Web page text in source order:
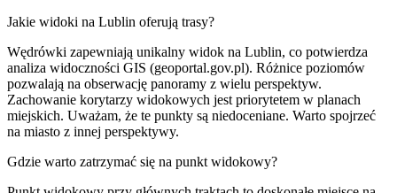
Jakie widoki na Lublin oferują trasy?
Wędrówki zapewniają unikalny widok na Lublin, co potwierdza
analiza widoczności GIS (geoportal.gov.pl). Różnice poziomów
pozwalają na obserwację panoramy z wielu perspektyw.
Zachowanie korytarzy widokowych jest priorytetem w planach
miejskich. Uważam, że te punkty są niedoceniane. Warto spojrzeć
na miasto z innej perspektywy.
Gdzie warto zatrzymać się na punkt widokowy?